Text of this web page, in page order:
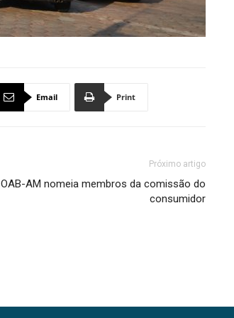
Email Print
Próximo artigo
OAB-AM nomeia membros da comissão do
consumidor